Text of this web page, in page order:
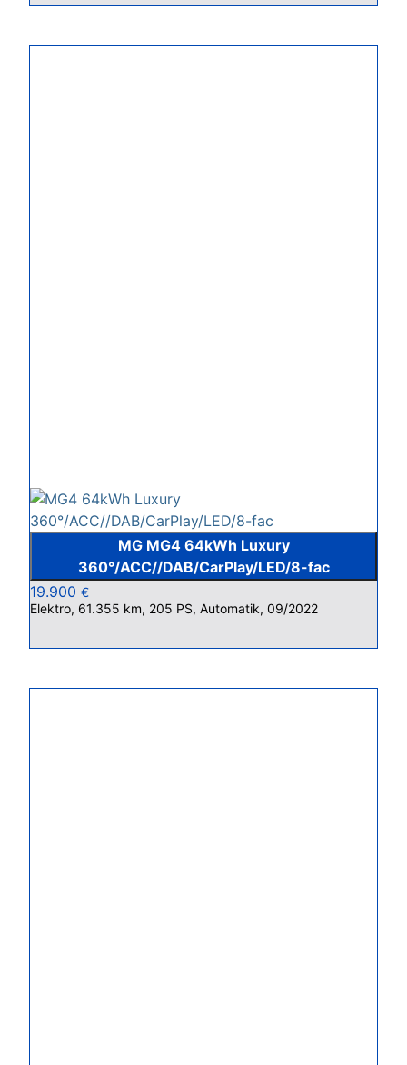
MG MG4 64kWh Luxury
360°/ACC//DAB/CarPlay/LED/8-fac
19.900 €
Elektro, 61.355 km, 205 PS, Automatik, 09/2022